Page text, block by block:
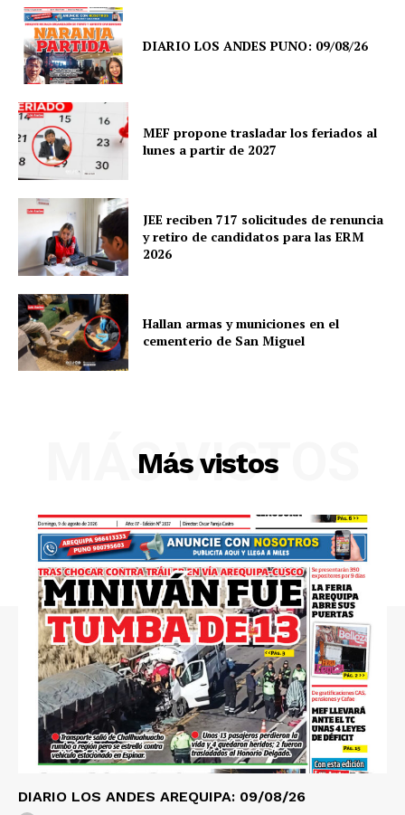
DIARIO LOS ANDES PUNO: 09/08/26
MEF propone trasladar los feriados al
lunes a partir de 2027
JEE reciben 717 solicitudes de renuncia
y retiro de candidatos para las ERM
2026
Hallan armas y municiones en el
cementerio de San Miguel
Más vistos
MÁS VISTOS
DIARIO LOS ANDES AREQUIPA: 09/08/26